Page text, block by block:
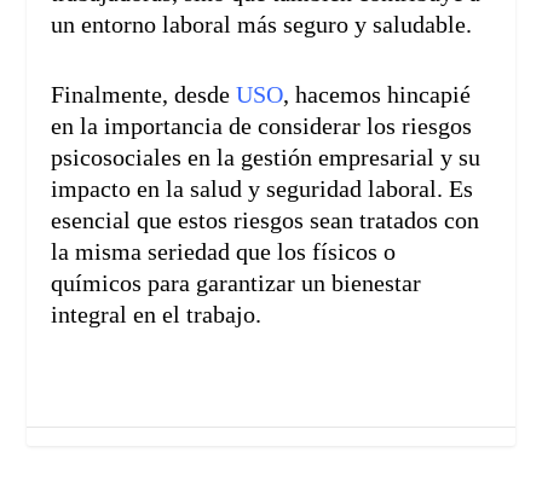
un entorno laboral más seguro y saludable.
Finalmente, desdeUSO, hacemos hincapié
en la importancia de considerar los riesgos
psicosociales en la gestión empresarial y su
impacto en la salud y seguridad laboral. Es
esencial que estos riesgos sean tratados con
la misma seriedad que los físicos o
químicos para garantizar un bienestar
integral en el trabajo.